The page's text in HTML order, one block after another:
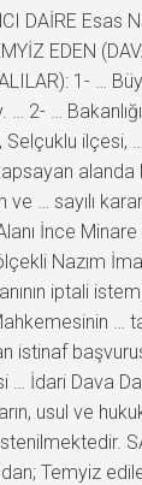
DAİRE Esas
EDEN
1- …
… 2- …
Selçuklu ilçesi,
kapsayan
… sayılı
İnce Minare
Nazım
iptali
…
istinaf
… İdari Dava
usul ve
Temyiz